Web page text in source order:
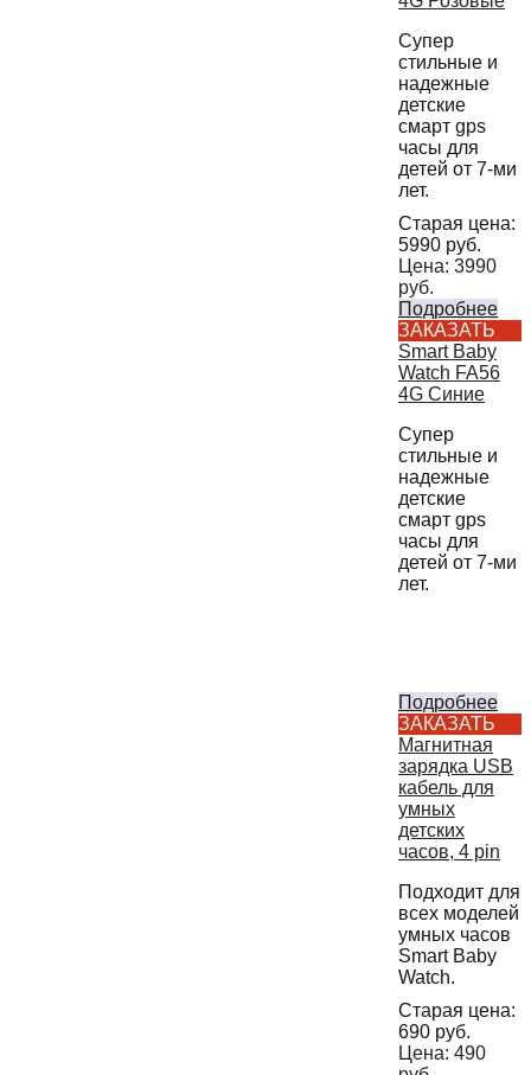
Супер
стильные и
надежные
детские
смарт gps
часы для
детей от 7-ми
лет.
Старая цена:
5990 руб.
Цена: 3990
руб.
Подробнее
ЗАКАЗАТЬ
Smart Baby
Watch FA56
4G Синие
Супер
стильные и
надежные
детские
смарт gps
часы для
детей от 7-ми
лет.
Подробнее
ЗАКАЗАТЬ
Магнитная
зарядка USB
кабель для
умных
детских
часов, 4 pin
Подходит для
всех моделей
умных часов
Smart Baby
Watch.
Старая цена:
690 руб.
Цена: 490